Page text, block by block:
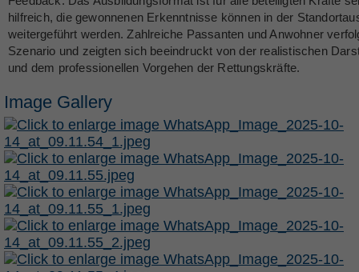
hilfreich, die gewonnenen Erkenntnisse können in der
weitergeführt werden. Zahlreiche Passanten und Anwohner
Szenario und zeigten sich beeindruckt von der realistischen
und dem professionellen Vorgehen der Rettungskräfte.
Image Gallery